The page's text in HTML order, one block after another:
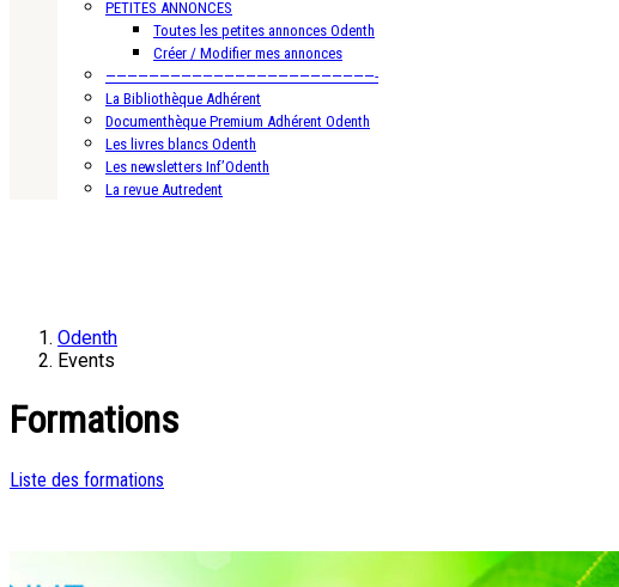
PETITES ANNONCES
Toutes les petites annonces Odenth
Créer / Modifier mes annonces
—————————————————————————-
La Bibliothèque Adhérent
Documenthèque Premium Adhérent Odenth
Les livres blancs Odenth
Les newsletters Inf’Odenth
La revue Autredent
Odenth
Events
Formations
Liste des formations